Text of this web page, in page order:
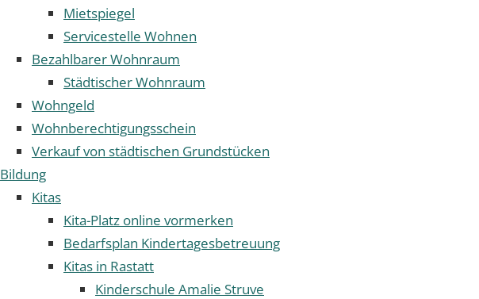
Mietspiegel
Servicestelle Wohnen
Bezahlbarer Wohnraum
Städtischer Wohnraum
Wohngeld
Wohnberechtigungsschein
Verkauf von städtischen Grundstücken
Bildung
Kitas
Kita-Platz online vormerken
Bedarfsplan Kindertagesbetreuung
Kitas in Rastatt
Kinderschule Amalie Struve